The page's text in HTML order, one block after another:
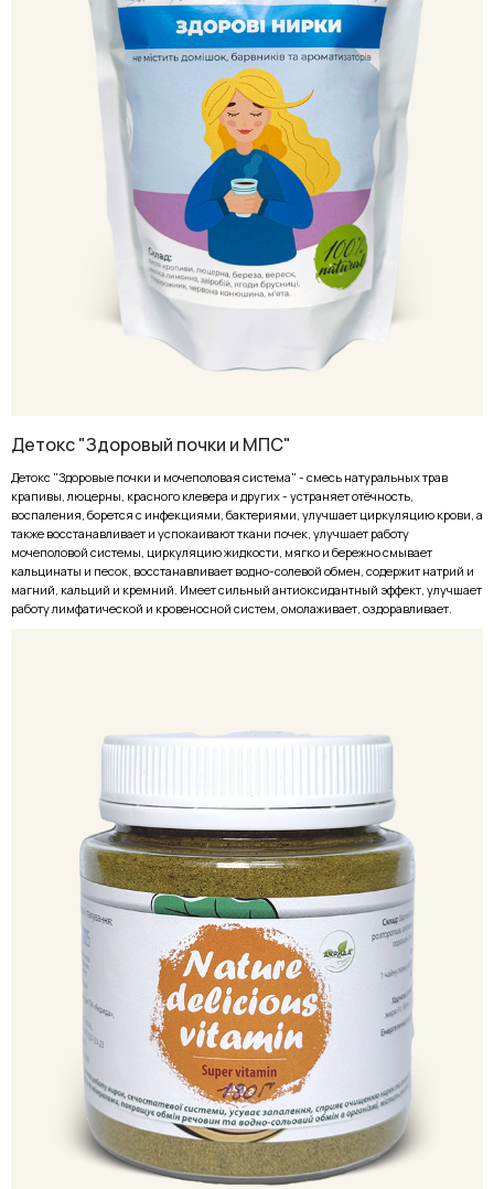
Детокс "Здоровый почки и МПС"
Детокс "Здоровые почки и мочеполовая система" - смесь натуральных трав
крапивы, люцерны, красного клевера и других - устраняет отёчность,
воспаления, борется с инфекциями, бактериями, улучшает циркуляцию крови, а
также восстанавливает и успокаивают ткани почек, улучшает работу
мочеполовой системы, циркуляцию жидкости, мягко и бережно смывает
кальцинаты и песок, восстанавливает водно-солевой обмен, содержит натрий и
магний, кальций и кремний. Имеет сильный антиоксидантный эффект, улучшает
работу лимфатической и кровеносной систем, омолаживает, оздоравливает.